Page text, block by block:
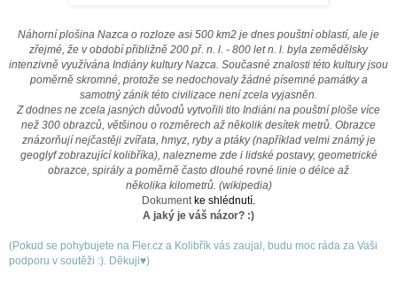
Náhorní plošina Nazca o rozloze asi 500 km2 je dnes pouštní oblastí, ale je
zřejmé, že v období přibližně 200 př. n. l. - 800 let n. l. byla zemědělsky
intenzivně využívána Indiány kultury Nazca. Současné znalosti této kultury jsou
poměrně skromné, protože se nedochovaly žádné písemné památky a
samotný zánik této civilizace není zcela vyjasněn.
Z dodnes ne zcela jasných důvodů vytvořili tito Indiáni na pouštní ploše více
než 300 obrazců, většinou o rozměrech až několik desítek metrů. Obrazce
znázorňují nejčastěji zvířata, hmyz, ryby a ptáky (například velmi známý je
geoglyf zobrazující kolibříka), nalezneme zde i lidské postavy, geometrické
obrazce, spirály a poměrně často dlouhé rovné linie o délce až
několika kilometrů. (wikipedia)
Dokument ke shlédnutí.
A jaký je váš názor? :)
(Pokud se pohybujete na Fler.cz a Kolibřík vás zaujal, budu moc ráda za Vaši
podporu v soutěži :). Děkuji♥)